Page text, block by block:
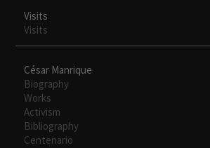
Visits
Visits
César Manrique
Biography
Works
Activism
Bibliography
Centenario